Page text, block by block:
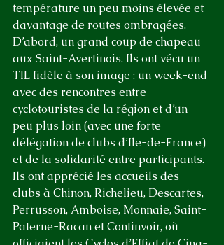
température un peu moins élevée et
davantage de routes ombragées.
D’abord, un grand coup de chapeau
aux Saint-Avertinois. Ils ont vécu un
TIL fidèle à son image : un week-end
avec des rencontres entre
cyclotouristes de la région et d’un
peu plus loin (avec une forte
délégation de clubs d’Ile-de-France)
et de la solidarité entre participants.
Ils ont apprécié les accueils des
clubs à Chinon, Richelieu, Descartes,
Perrusson, Amboise, Monnaie, Saint-
Paterne-Racan et Continvoir, où